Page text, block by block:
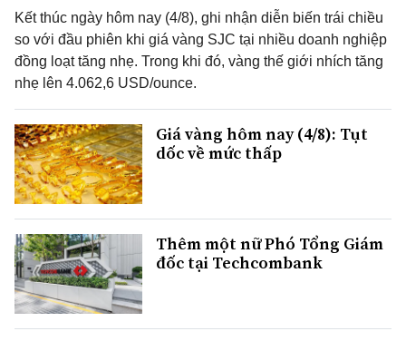
Kết thúc ngày hôm nay (4/8), ghi nhận diễn biến trái chiều
so với đầu phiên khi giá vàng SJC tại nhiều doanh nghiệp
đồng loạt tăng nhẹ. Trong khi đó, vàng thế giới nhích tăng
nhẹ lên 4.062,6 USD/ounce.
Giá vàng hôm nay (4/8): Tụt
dốc về mức thấp
Thêm một nữ Phó Tổng Giám
đốc tại Techcombank